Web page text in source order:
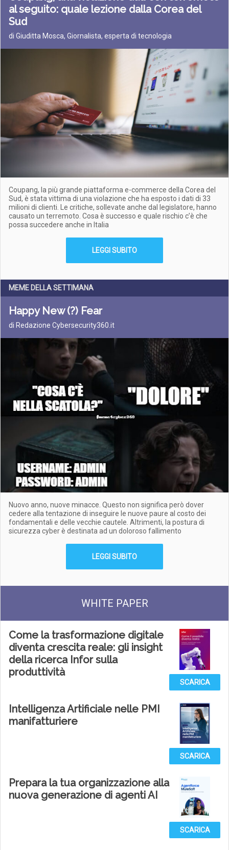
al seguito: quale lezione dalla Corea del
Sud
di Giuditta Mosca, Giornalista, esperta di tecnologia
Coupang, la più grande piattaforma e-commerce della Corea del
Sud, è stata vittima di una violazione che ha esposto i dati di 33
milioni di clienti. Le critiche, sollevate anche dal legislatore, hanno
causato un terremoto. Cosa è successo e quale rischio c’è che
possa succedere anche in Italia
LEGGI SUBITO
MEME DELLA SETTIMANA
Happy New (?) Fear
di Redazione Cybersecurity360.it
Nuovo anno, nuove minacce. Questo non significa però dover
cedere alla tentazione di inseguire le nuove paure al costo dei
fondamentali e delle vecchie cautele. Altrimenti, la postura di
sicurezza cyber è destinata ad un doloroso fallimento
LEGGI SUBITO
WHITE PAPER
Come la trasformazione digitale
diventa crescita reale: gli insight
della ricerca Infor sulla
produttività
SCARICA
Intelligenza Artificiale nelle PMI
manifatturiere
SCARICA
Prepara la tua organizzazione alla
nuova generazione di agenti AI
SCARICA